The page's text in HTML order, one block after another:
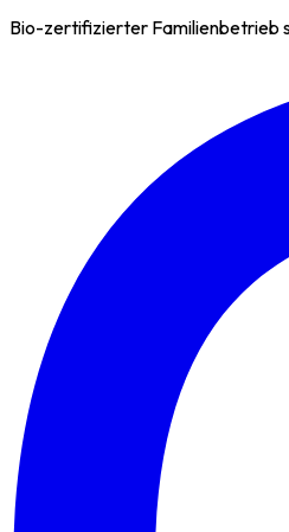
Bio-zertifizierter Familienbetrieb